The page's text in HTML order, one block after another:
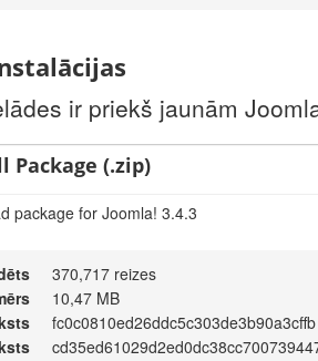
ir priekš jaunām
Package (.zip)
package for Joomla! 3.4.3
370,717 reizes
10,47 MB
fc0c0810ed26ddc5c303de3b90a3cffb